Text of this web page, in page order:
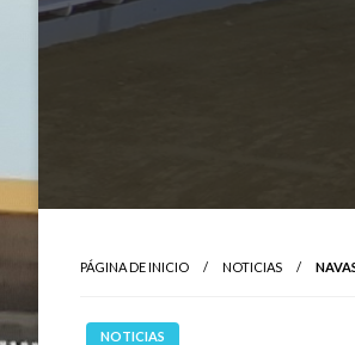
PÁGINA DE INICIO NOTICIAS
NOTICIAS